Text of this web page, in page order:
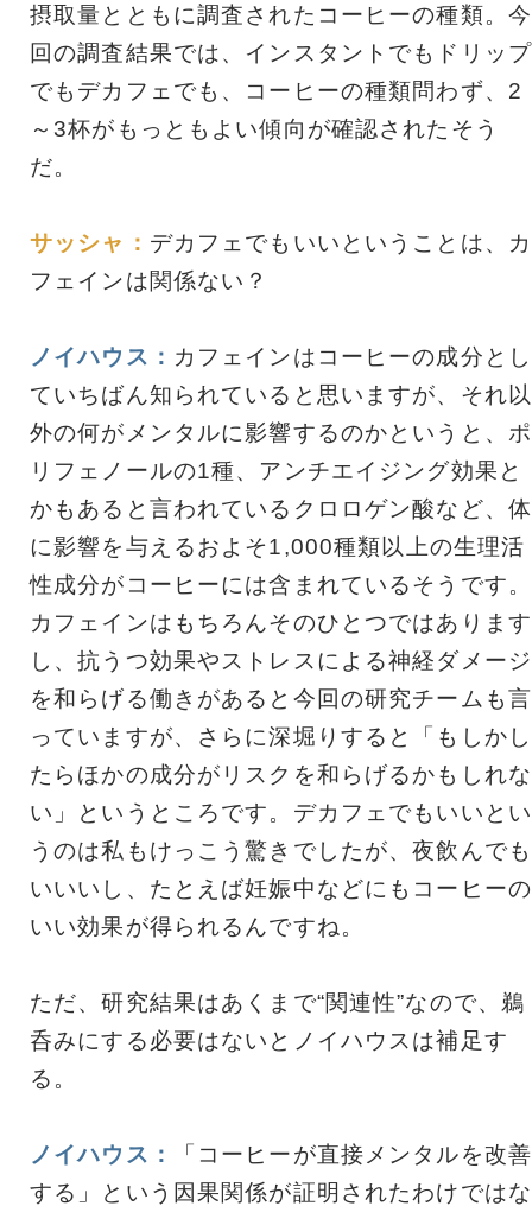
摂取量とともに調査されたコーヒーの種類。今
回の調査結果では、インスタントでもドリップ
でもデカフェでも、コーヒーの種類問わず、2
～3杯がもっともよい傾向が確認されたそう
だ。
サッシャ： デカフェでもいいということは、カ
フェインは関係ない？
ノイハウス： カフェインはコーヒーの成分とし
ていちばん知られていると思いますが、それ以
外の何がメンタルに影響するのかというと、ポ
リフェノールの1種、アンチエイジング効果と
かもあると言われているクロロゲン酸など、体
に影響を与えるおよそ1,000種類以上の生理活
性成分がコーヒーには含まれているそうです。
カフェインはもちろんそのひとつではあります
し、抗うつ効果やストレスによる神経ダメージ
を和らげる働きがあると今回の研究チームも言
っていますが、さらに深堀りすると「もしかし
たらほかの成分がリスクを和らげるかもしれな
い」というところです。デカフェでもいいとい
うのは私もけっこう驚きでしたが、夜飲んでも
いいいし、たとえば妊娠中などにもコーヒーの
いい効果が得られるんですね。
ただ、研究結果はあくまで“関連性”なので、鵜
呑みにする必要はないとノイハウスは補足す
る。
ノイハウス：
「コーヒーが直接メンタルを改善
する」という因果関係が証明されたわけではな